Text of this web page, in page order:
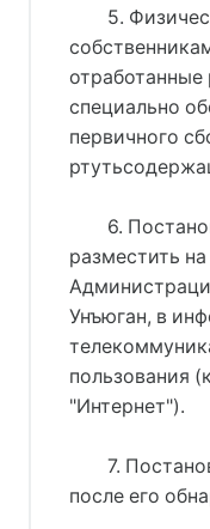
5.
специально
первичного
6.
разместить
Унъюган, в
пользования
"Интернет").
7.
после его